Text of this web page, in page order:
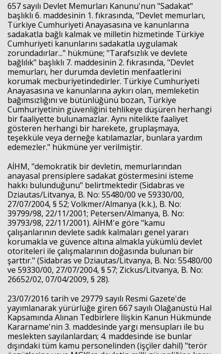
657 sayılı Devlet Memurları Kanunu'nun "Sadakat"
başlıklı 6. maddesinin 1. fıkrasında, "Devlet memurları,
Türkiye Cumhuriyeti Anayasasına ve kanunlarına
sadakatla bağlı kalmak ve milletin hizmetinde Türkiye
Cumhuriyeti kanunlarını sadakatla uygulamak
zorundadırlar..." hükmüne; "Tarafsızlık ve devlete
bağlılık" başlıklı 7. maddesinin 2. fıkrasında, "Devlet
memurları, her durumda devletin menfaatlerini
korumak mecburiyetindedirler. Türkiye Cumhuriyeti
Anayasasına ve kanunlarına aykırı olan, memleketin
bağımsızlığını ve bütünlüğünü bozan, Türkiye
Cumhuriyetinin güvenliğini tehlikeye düşüren herhangi
bir faaliyette bulunamazlar. Aynı nitelikte faaliyet
gösteren herhangi bir harekete, gruplaşmaya,
teşekküle veya derneğe katılamazlar, bunlara yardım
edemezler." hükmüne yer verilmiştir.
AİHM, "demokratik bir devletin, memurlarından
anayasal prensiplere sadakat göstermesini isteme
hakkı bulunduğunu" belirtmektedir (Sidabras ve
Dziautas/Litvanya, B. No: 55480/00 ve 59330/00,
27/07/2004, § 52; Volkmer/Almanya (k.k.), B. No:
39799/98, 22/11/2001; Petersen/Almanya, B. No:
39793/98, 22/11/2001). AİHM'e göre "kamu
çalışanlarının devlete sadık kalmaları genel yararı
korumakla ve güvence altına almakla yükümlü devlet
otoriteleri ile çalışmalarının doğasında bulunan bir
şarttır." (Sidabras ve Dziautas/Litvanya, B. No: 55480/00
ve 59330/00, 27/07/2004, § 57; Zickus/Litvanya, B. No:
26652/02, 07/04/2009, § 28).
23/07/2016 tarih ve 29779 sayılı Resmi Gazete'de
yayımlanarak yürürlüğe giren 667 sayılı Olağanüstü Hal
Kapsamında Alınan Tedbirlere İlişkin Kanun Hükmünde
Kararname'nin 3. maddesinde yargı mensupları ile bu
meslekten sayılanlardan; 4. maddesinde ise bunlar
dışındaki tüm kamu personelinden (işçiler dahil) "terör